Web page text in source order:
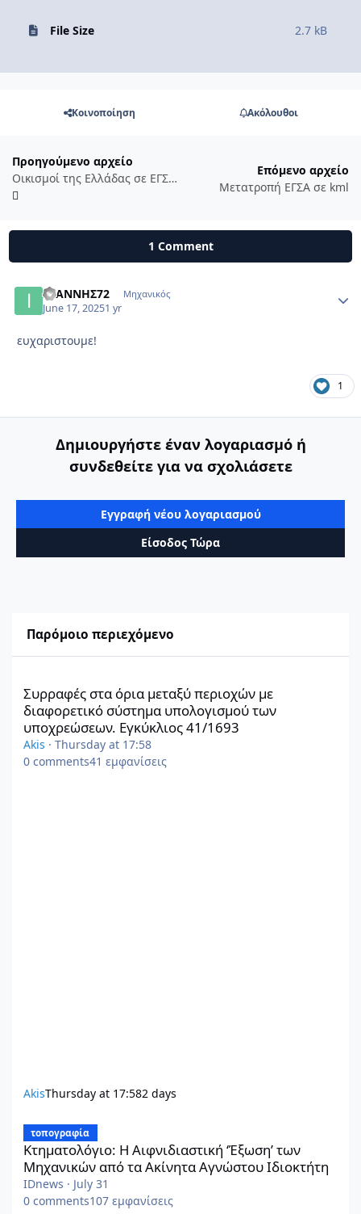
File Size 2.7 kB
Κοινοποίηση Ακόλουθοι
Προηγούμενο αρχείο
Οικισμοί της Ελλάδας σε ΕΓΣΑ 87
Επόμενο αρχείο
Μετατροπή ΕΓΣΑ σε kml
1 Comment
ΙΩΑΝΝΗΣ72 Μηχανικός
June 17, 20251 yr
ευχαριστουμε!
1
Δημιουργήστε έναν λογαριασμό ή
συνδεθείτε για να σχολιάσετε
Εγγραφή νέου λογαριασμού
Είσοδος Τώρα
Παρόμοιο περιεχόμενο
Συρραφές στα όρια μεταξύ περιοχών με
διαφορετικό σύστημα υπολογισμού των
υποχρεώσεων. Εγκύκλιος 41/1693
Akis · Thursday at 17:58
0 comments41 εμφανίσεις
AkisThursday at 17:582 days
Κτηματολόγιο: Η Αιφνιδιαστική ‘Έξωση’ των Μηχανικών από
τοπογραφία
Κτηματολόγιο: Η Αιφνιδιαστική ‘Έξωση’ των
Μηχανικών από τα Ακίνητα Αγνώστου Ιδιοκτήτη
IDnews · July 31
0 comments107 εμφανίσεις